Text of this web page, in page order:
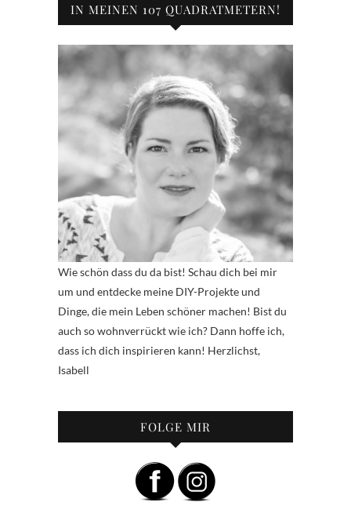
IN MEINEN 107 QUADRATMETERN!
Wie schön dass du da bist! Schau dich bei mir
um und entdecke meine DIY-Projekte und
Dinge, die mein Leben schöner machen! Bist du
auch so wohnverrückt wie ich? Dann hoffe ich,
dass ich dich inspirieren kann! Herzlichst,
Isabell
FOLGE MIR